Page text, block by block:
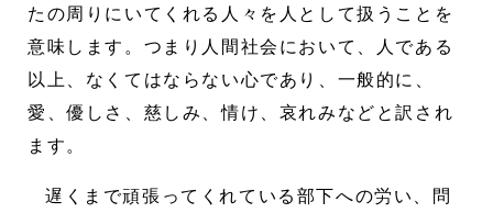
たの周りにいてくれる人々を人として扱うことを
意味します。つまり人間社会において、人である
以上、なくてはならない心であり、一般的に、
愛、優しさ、慈しみ、情け、哀れみなどと訳され
ます。
遅くまで頑張ってくれている部下への労い、問